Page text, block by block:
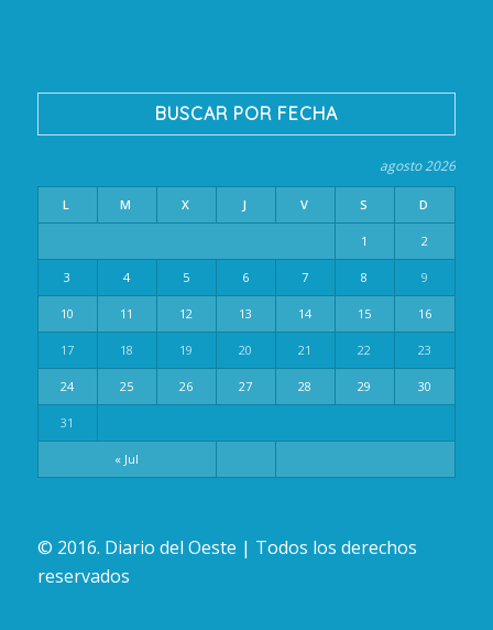
BUSCAR POR FECHA
agosto 2026
L M X J V S D
« Jul
1 2
3 4 5 6 7 8 9
10 11 12 13 14 15 16
17 18 19 20 21 22 23
24 25 26 27 28 29 30
31
© 2016. Diario del Oeste | Todos los derechos
reservados